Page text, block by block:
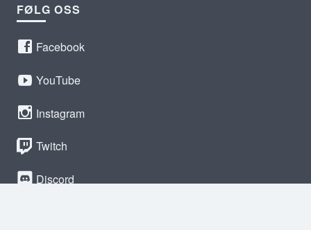
FØLG OSS
Facebook
YouTube
Instagram
Twitch
Discord